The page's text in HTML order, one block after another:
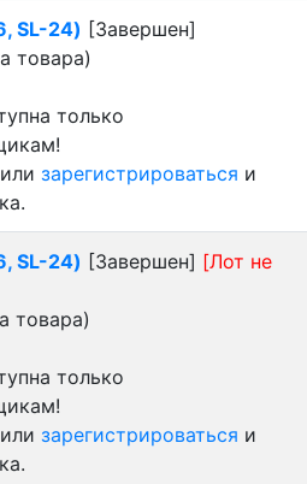
SL-24) [Завершен]
товара)
только
или зарегистрироваться и
SL-24) [Завершен] [Лот не
товара)
только
или зарегистрироваться и